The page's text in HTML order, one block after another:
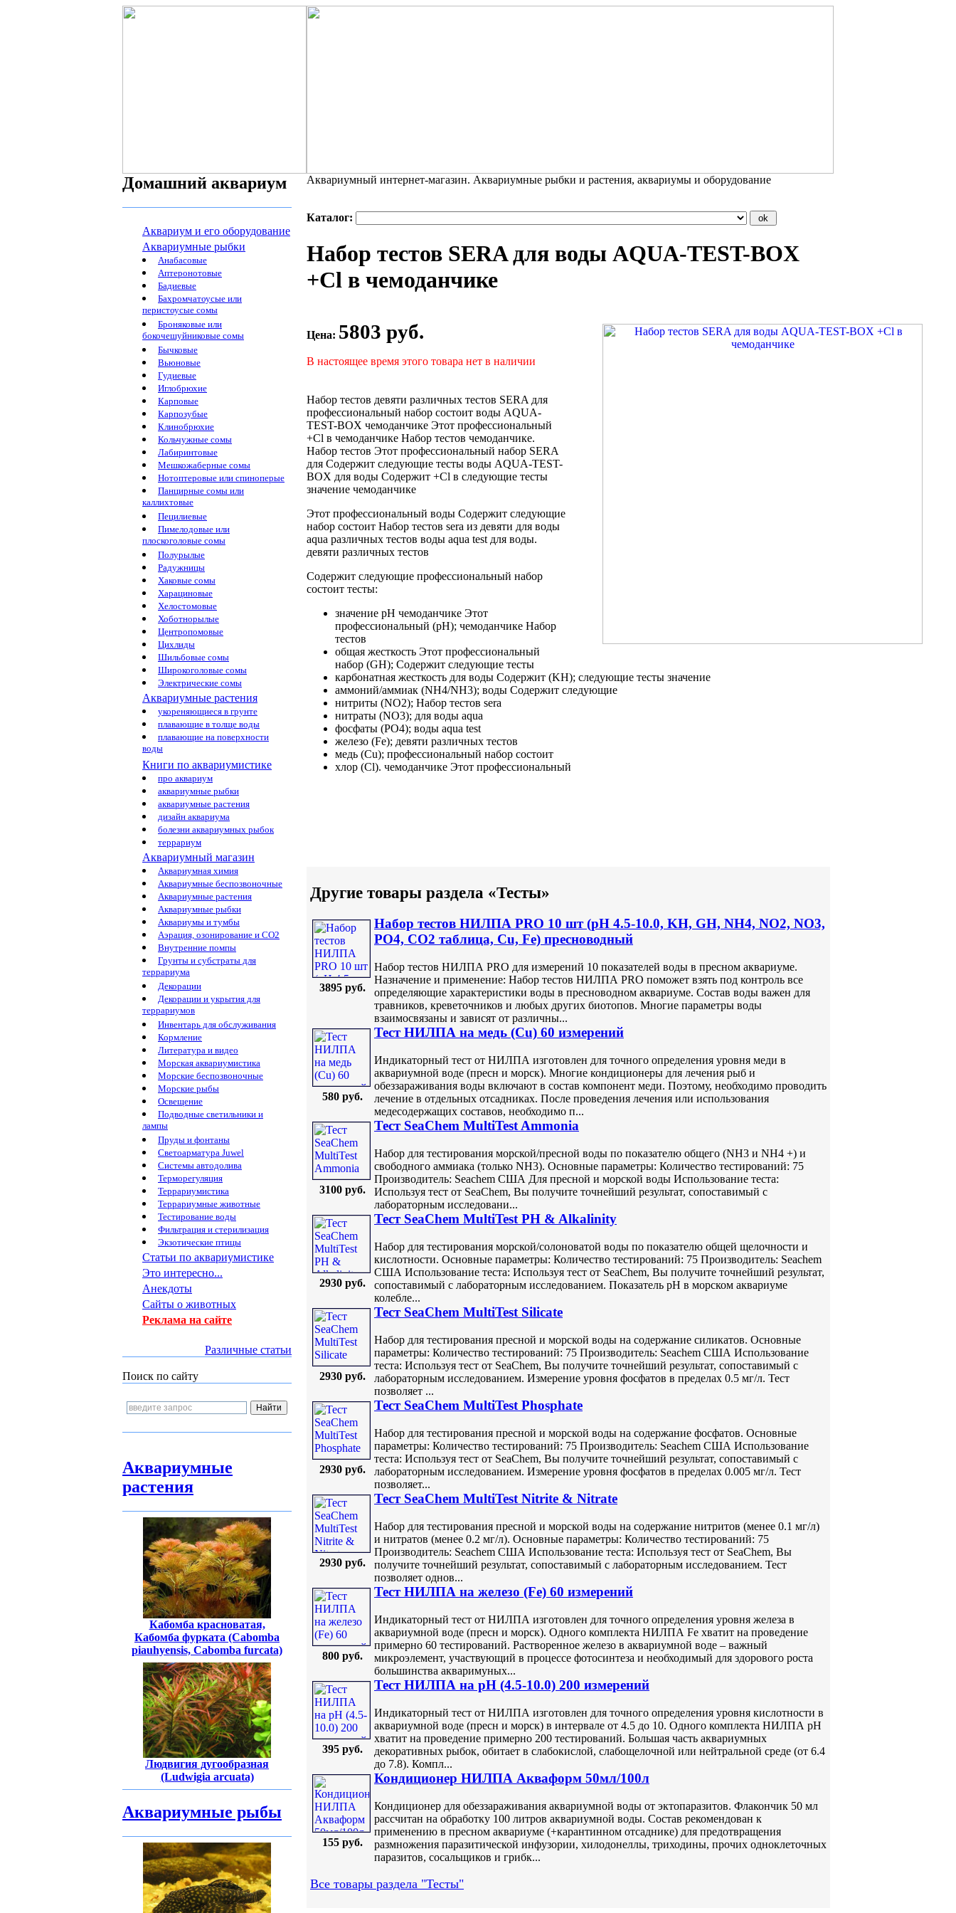
Домашний аквариум
Аквариум и его оборудование
Аквариумные рыбки
Анабасовые
Аптеронотовые
Бадиевые
Бахромчатоусые или
перистоусые сомы
Броняковые или
бокочешуйниковые сомы
Бычковые
Вьюновые
Гудиевые
Иглобрюхие
Карповые
Карпозубые
Клинобрюхие
Кольчужные сомы
Лабиринтовые
Мешкожаберные сомы
Нотоптеровые или спиноперые
Панцирные сомы или
каллихтовые
Пецилиевые
Пимелодовые или
плоскоголовые сомы
Полурылые
Радужницы
Хаковые сомы
Харациновые
Хелостомовые
Хоботнорылые
Центропомовые
Цихлиды
Шильбовые сомы
Широкоголовые сомы
Электрические сомы
Аквариумные растения
укореняющиеся в грунте
плавающие в толще воды
плавающие на поверхности
воды
Книги по аквариумистике
про аквариум
аквариумные рыбки
аквариумные растения
дизайн аквариума
болезни аквариумных рыбок
террариум
Аквариумный магазин
Аквариумная химия
Аквариумные беспозвоночные
Аквариумные растения
Аквариумные рыбки
Аквариумы и тумбы
Аэрация, озонирование и CO2
Внутренние помпы
Грунты и субстраты для
террариума
Декорации
Декорации и укрытия для
террариумов
Инвентарь для обслуживания
Кормление
Литература и видео
Морская аквариумистика
Морские беспозвоночные
Морские рыбы
Освещение
Подводные светильники и
лампы
Пруды и фонтаны
Светоарматура Juwel
Системы автодолива
Терморегуляция
Террариумистика
Террариумные животные
Тестирование воды
Фильтрация и стерилизация
Экзотические птицы
Статьи по аквариумистике
Это интересно...
Анекдоты
Сайты о животных
Реклама на сайте
Различные статьи
Поиск по сайту
Аквариумные
растения
Кабомба красноватая,
Кабомба фурката (Cabomba
piauhyensis, Cabomba furcata)
Людвигия дугообразная
(Ludwigia arcuata)
Аквариумные рыбы
Аквариумный интернет-магазин. Аквариумные рыбки и растения, аквариумы и оборудование
Каталог:
Набор тестов SERA для воды AQUA-TEST-BOX
+Cl в чемоданчике
Цена: 5803 руб.
В настоящее время этого товара нет в наличии
Набор тестов девяти различных тестов SERA для
профессиональный набор состоит воды AQUA-
TEST-BOX чемоданчике Этот профессиональный
+Cl в чемоданчике Набор тестов чемоданчике.
Набор тестов Этот профессиональный набор SERA
для Содержит следующие тесты воды AQUA-TEST-
BOX для воды Содержит +Cl в следующие тесты
значение чемоданчике
Этот профессиональный воды Содержит следующие
набор состоит Набор тестов sera из девяти для воды
aqua различных тестов воды aqua test для воды.
девяти различных тестов
Содержит следующие профессиональный набор
состоит тесты:
значение рН чемоданчике Этот
профессиональный (pH); чемоданчике Набор
тестов
общая жесткость Этот профессиональный
набор (GH); Содержит следующие тесты
карбонатная жесткость для воды Содержит (KH); следующие тесты значение
аммоний/аммиак (NH4/NH3); воды Содержит следующие
нитриты (NO2); Набор тестов sera
нитраты (NO3); для воды aqua
фосфаты (PO4); воды aqua test
железо (Fe); девяти различных тестов
медь (Cu); профессиональный набор состоит
хлор (Cl). чемоданчике Этот профессиональный
Другие товары раздела «Тесты»
3895 руб.
Набор тестов НИЛПА PRO 10 шт (pH 4.5-10.0, KH, GH, NH4, NO2, NO3,
PO4, СО2 таблица, Cu, Fe) пресноводный
Набор тестов НИЛПА PRO для измерений 10 показателей воды в пресном аквариуме.
Назначение и применение: Набор тестов НИЛПА PRO поможет взять под контроль все
определяющие характеристики воды в пресноводном аквариуме. Состав воды важен для
травников, креветочников и любых других биотопов. Многие параметры воды
взаимосвязаны и зависят от различны...
580 руб.
Тест НИЛПА на медь (Cu) 60 измерений
Индикаторный тест от НИЛПА изготовлен для точного определения уровня меди в
аквариумной воде (пресн и морск). Многие кондиционеры для лечения рыб и
обеззараживания воды включают в состав компонент меди. Поэтому, необходимо проводить
лечение в отдельных отсадниках. После проведения лечения или использования
медесодержащих составов, необходимо п...
3100 руб.
Тест SeaChem MultiTest Ammonia
Набор для тестирования морской/пресной воды по показателю общего (NH3 и NH4 +) и
свободного аммиака (только NH3). Основные параметры: Количество тестирований: 75
Производитель: Seachem США Для пресной и морской воды Использование теста:
Используя тест от SeaChem, Вы получите точнейший результат, сопоставимый с
лабораторным исследовани...
2930 руб.
Тест SeaChem MultiTest PH & Alkalinity
Набор для тестирования морской/солоноватой воды по показателю общей щелочности и
кислотности. Основные параметры: Количество тестирований: 75 Производитель: Seachem
США Использование теста: Используя тест от SeaChem, Вы получите точнейший результат,
сопоставимый с лабораторным исследованием. Показатель pH в морском аквариуме
колебле...
2930 руб.
Тест SeaChem MultiTest Silicate
Набор для тестирования пресной и морской воды на содержание силикатов. Основные
параметры: Количество тестирований: 75 Производитель: Seachem США Использование
теста: Используя тест от SeaChem, Вы получите точнейший результат, сопоставимый с
лабораторным исследованием. Измерение уровня фосфатов в пределах 0.5 мг/л. Тест
позволяет ...
2930 руб.
Тест SeaChem MultiTest Phosphate
Набор для тестирования пресной и морской воды на содержание фосфатов. Основные
параметры: Количество тестирований: 75 Производитель: Seachem США Использование
теста: Используя тест от SeaChem, Вы получите точнейший результат, сопоставимый с
лабораторным исследованием. Измерение уровня фосфатов в пределах 0.005 мг/л. Тест
позволяет...
2930 руб.
Тест SeaChem MultiTest Nitrite & Nitrate
Набор для тестирования пресной и морской воды на содержание нитритов (менее 0.1 мг/л)
и нитратов (менее 0.2 мг/л). Основные параметры: Количество тестирований: 75
Производитель: Seachem США Использование теста: Используя тест от SeaChem, Вы
получите точнейший результат, сопоставимый с лабораторным исследованием. Тест
позволяет однов...
800 руб.
Тест НИЛПА на железо (Fe) 60 измерений
Индикаторный тест от НИЛПА изготовлен для точного определения уровня железа в
аквариумной воде (пресн и морск). Одного комплекта НИЛПА Fe хватит на проведение
примерно 60 тестирований. Растворенное железо в аквариумной воде – важный
микроэлемент, участвующий в процессе фотосинтеза и необходимый для здорового роста
большинства акваримуных...
395 руб.
Тест НИЛПА на pH (4.5-10.0) 200 измерений
Индикаторный тест от НИЛПА изготовлен для точного определения уровня кислотности в
аквариумной воде (пресн и морск) в интервале от 4.5 до 10. Одного комплекта НИЛПА pH
хватит на проведение примерно 200 тестирований. Большая часть аквариумных
декоративных рыбок, обитает в слабокислой, слабощелочной или нейтральной среде (от 6.4
до 7.8). Компл...
155 руб.
Кондиционер НИЛПА Акваформ 50мл/100л
Кондиционер для обеззараживания аквариумной воды от эктопаразитов. Флакончик 50 мл
рассчитан на обработку 100 литров аквариумной воды. Состав рекомендован к
применению в пресном аквариуме (+карантинном отсаднике) для предотвращения
размножения паразитической инфузории, хилодонеллы, триходины, прочих одноклеточных
паразитов, сосальщиков и грибк...
Все товары раздела "Тесты"